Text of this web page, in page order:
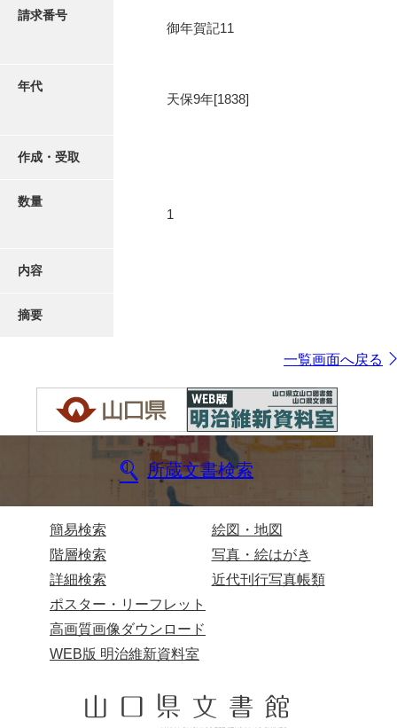
請求番号
御年賀記11
年代
天保9年[1838]
作成・受取
数量
1
内容
摘要
一覧画面へ戻る
所蔵文書検索
簡易検索
階層検索
詳細検索
絵図・地図
写真・絵はがき
近代刊行写真帳類
ポスター・リーフレット
高画質画像ダウンロード
WEB版 明治維新資料室